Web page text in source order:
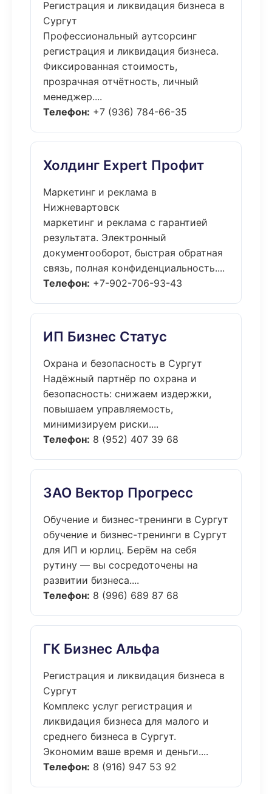
Регистрация и ликвидация бизнеса в
Сургут
Профессиональный аутсорсинг
регистрация и ликвидация бизнеса.
Фиксированная стоимость,
прозрачная отчётность, личный
менеджер....
Телефон: +7 (936) 784-66-35
Холдинг Expert Профит
Маркетинг и реклама в
Нижневартовск
маркетинг и реклама с гарантией
результата. Электронный
документооборот, быстрая обратная
связь, полная конфиденциальность....
Телефон: +7-902-706-93-43
ИП Бизнес Статус
Охрана и безопасность в Сургут
Надёжный партнёр по охрана и
безопасность: снижаем издержки,
повышаем управляемость,
минимизируем риски....
Телефон: 8 (952) 407 39 68
ЗАО Вектор Прогресс
Обучение и бизнес-тренинги в Сургут
обучение и бизнес-тренинги в Сургут
для ИП и юрлиц. Берём на себя
рутину — вы сосредоточены на
развитии бизнеса....
Телефон: 8 (996) 689 87 68
ГК Бизнес Альфа
Регистрация и ликвидация бизнеса в
Сургут
Комплекс услуг регистрация и
ликвидация бизнеса для малого и
среднего бизнеса в Сургут.
Экономим ваше время и деньги....
Телефон: 8 (916) 947 53 92